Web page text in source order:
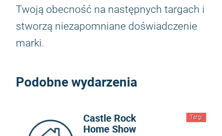
Twoją obecność na następnych targach i
stworzą niezapomniane doświadczenie
marki.
Podobne wydarzenia
Targi
Castle Rock
Home Show